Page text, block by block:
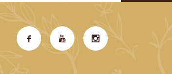
  